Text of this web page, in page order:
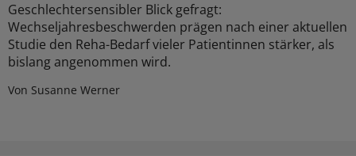
Geschlechtersensibler Blick gefragt:
Wechseljahresbeschwerden prägen nach einer aktuellen
Studie den Reha-Bedarf vieler Patientinnen stärker, als
bislang angenommen wird.
Von Susanne Werner